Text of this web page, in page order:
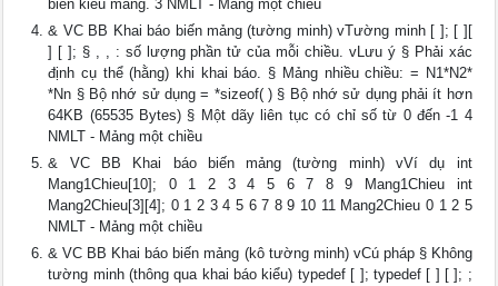
biến kiểu mảng. 3 NMLT - Mảng một chiều
& VC BB Khai báo biến mảng (tường minh) vTường minh [ ]; [ ][
] [ ]; § , , : số lượng phần tử của mỗi chiều. vLưu ý § Phải xác
định cụ thể (hằng) khi khai báo. § Mảng nhiều chiều: = N1*N2*
*Nn § Bộ nhớ sử dụng = *sizeof( ) § Bộ nhớ sử dụng phải ít hơn
64KB (65535 Bytes) § Một dãy liên tục có chỉ số từ 0 đến -1 4
NMLT - Mảng một chiều
& VC BB Khai báo biến mảng (tường minh) vVí dụ int
Mang1Chieu[10]; 0 1 2 3 4 5 6 7 8 9 Mang1Chieu int
Mang2Chieu[3][4]; 0 1 2 3 4 5 6 7 8 9 10 11 Mang2Chieu 0 1 2 5
NMLT - Mảng một chiều
& VC BB Khai báo biến mảng (kô tường minh) vCú pháp § Không
tường minh (thông qua khai báo kiểu) typedef [ ]; typedef [ ] [ ]; ;